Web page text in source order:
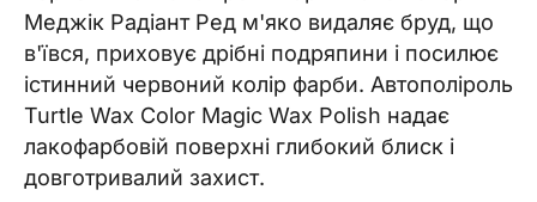
Меджік Радіант Ред м'яко видаляє бруд, що
в'ївся, приховує дрібні подряпини і посилює
істинний червоний колір фарби. Автополіроль
Turtle Wax Color Magic Wax Polish надає
лакофарбовій поверхні глибокий блиск і
довготривалий захист.